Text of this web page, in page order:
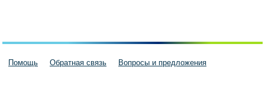
Помощь Обратная связь Вопросы и предложения